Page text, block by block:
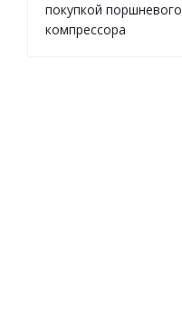
покупкой поршневого
компрессора